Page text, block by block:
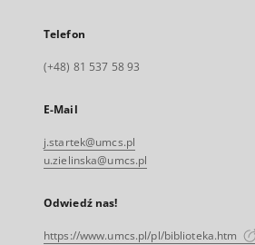
Telefon
(+48) 81 537 58 93
E-Mail
j.startek@umcs.pl
u.zielinska@umcs.pl
Odwiedź nas!
https://www.umcs.pl/pl/biblioteka.htm